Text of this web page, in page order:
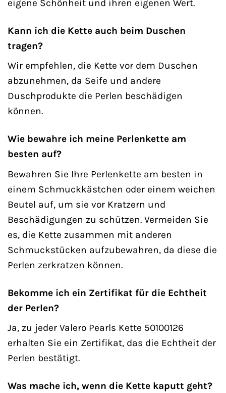
eigene Schönheit und ihren eigenen Wert.
Kann ich die Kette auch beim Duschen
tragen?
Wir empfehlen, die Kette vor dem Duschen
abzunehmen, da Seife und andere
Duschprodukte die Perlen beschädigen
können.
Wie bewahre ich meine Perlenkette am
besten auf?
Bewahren Sie Ihre Perlenkette am besten in
einem Schmuckkästchen oder einem weichen
Beutel auf, um sie vor Kratzern und
Beschädigungen zu schützen. Vermeiden Sie
es, die Kette zusammen mit anderen
Schmuckstücken aufzubewahren, da diese die
Perlen zerkratzen können.
Bekomme ich ein Zertifikat für die Echtheit
der Perlen?
Ja, zu jeder Valero Pearls Kette 50100126
erhalten Sie ein Zertifikat, das die Echtheit der
Perlen bestätigt.
Was mache ich, wenn die Kette kaputt geht?